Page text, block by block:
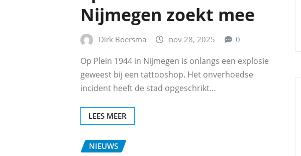
Nijmegen zoekt mee
Dirk Boersma nov 28, 2025 0
Op Plein 1944 in Nijmegen is onlangs een explosie
geweest bij een tattooshop. Het onverhoedse
incident heeft de stad opgeschrikt…
LEES MEER
NIEUWS